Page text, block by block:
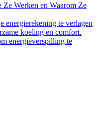
Ze Werken en Waarom Ze
te verlagen
koeling en comfort.
energieverspilling te